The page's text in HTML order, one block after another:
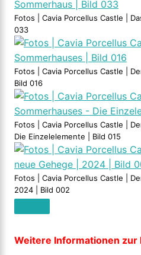
Fotos | Cavia Porcellus Castle |
033
Fotos | Cavia Porcellus Castle |
Bild 016
Fotos | Cavia Porcellus Castle |
Die Einzelelemente | Bild 015
Fotos | Cavia Porcellus Castle |
2024 | Bild 002
Weitere Informationen zur